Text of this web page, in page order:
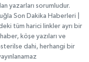
yazarları sorumludur.
Son Dakika Haberleri |
tüm harici linkler ayrı bir
köşe yazıları ve
dahi, herhangi bir